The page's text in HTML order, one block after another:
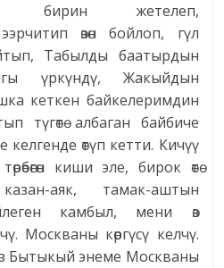
бирин жетелеп,
өзөн бойлоп, гүл
Табылды баатырдын
үркүндү, Жакыйдын
кеткен байкелеримдин
түгөтө албаган байбиче
өтүп кетти. Кичүү
киши эле, бирок өтө
аяк, тамак-аштын
камбыл, мени өз
Москваны көргүсү келчү.
Бытыкый энеме Москваны